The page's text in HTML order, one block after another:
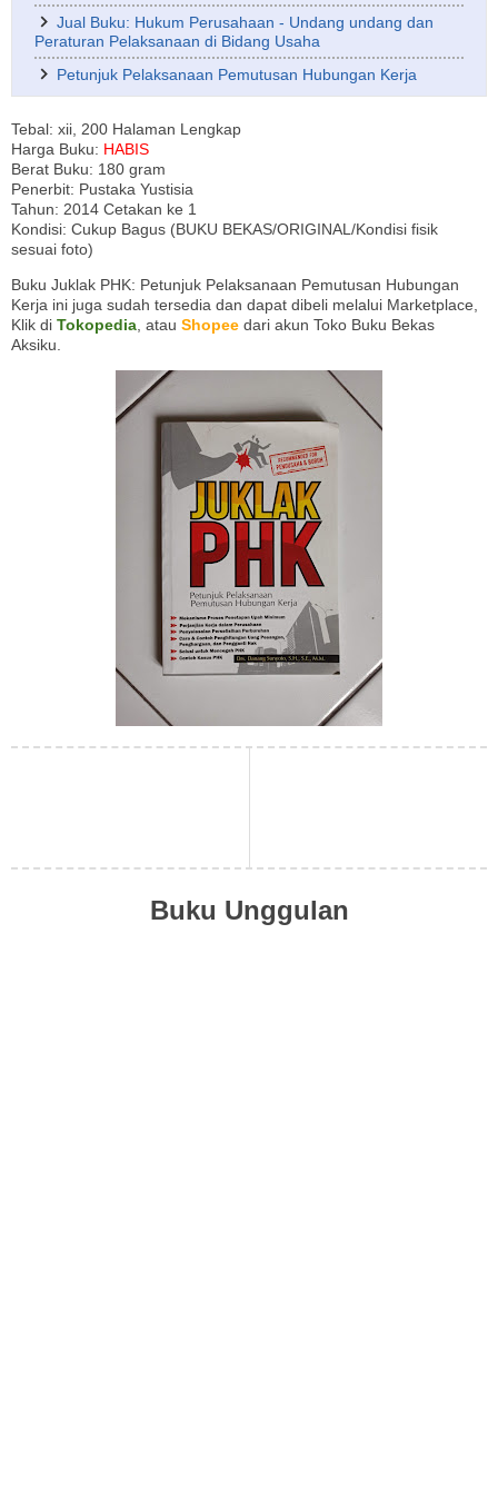
Jual Buku: Hukum Perusahaan - Undang undang dan
Peraturan Pelaksanaan di Bidang Usaha
Petunjuk Pelaksanaan Pemutusan Hubungan Kerja
Tebal: xii, 200 Halaman Lengkap
Harga Buku: HABIS
Berat Buku: 180 gram
Penerbit: Pustaka Yustisia
Tahun: 2014 Cetakan ke 1
Kondisi: Cukup Bagus (BUKU BEKAS/ORIGINAL/Kondisi fisik
sesuai foto)
Buku Juklak PHK: Petunjuk Pelaksanaan Pemutusan Hubungan
Kerja ini juga sudah tersedia dan dapat dibeli melalui Marketplace,
Klik di Tokopedia, atau Shopee dari akun Toko Buku Bekas
Aksiku.
Buku Unggulan